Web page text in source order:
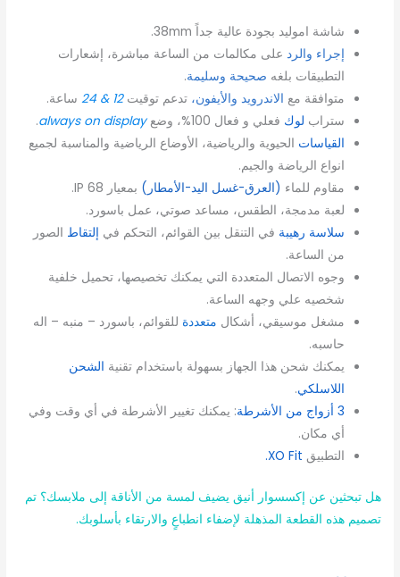
شاشة اموليد بجودة عالية جداً 38mm.
إجراء والرد على مكالمات من الساعة مباشرة، إشعارات
التطبيقات بلغه صحيحة وسليمة.
متوافقة مع الاندرويد والأيفون،تدعم توقيت12 & 24
ساعة.
ستراب لوك فعلي و فعال 100%، وضع always on display
.
القياسات الحيوية والرياضية، الأوضاع الرياضية والمناسبة لجميع
انواع الرياضة والجيم.
مقاوم للماء (العرق-غسل اليد-الأمطار) بمعيار IP 68.
لعبة مدمجة، الطقس، مساعد صوتي، عمل باسورد.
سلاسة رهيبة في التنقل بين القوائم، التحكم في إلتقاط الصور
من الساعة.
وجوه الاتصال المتعددة التي يمكنك تخصيصها، تحميل خلفية
شخصيه علي وجهه الساعة.
مشغل موسيقي، أشكال متعددة للقوائم، باسورد – منبه – اله
حاسبه.
يمكنك شحن هذا الجهاز بسهولة باستخدام تقنية الشحن
اللاسلكي.
3 أزواج من الأشرطة
: يمكنك تغيير الأشرطة في أي وقت وفي
أي مكان.
التطبيق XO Fit.
هل تبحثين عن إكسسوار أنيق يضيف لمسة من الأناقة إلى ملابسك؟ تم
تصميم هذه القطعة المذهلة لإضفاء انطباعٍ والارتقاء بأسلوبك.